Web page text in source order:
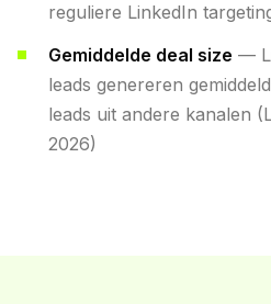
reguliere LinkedIn
Gemiddelde deal size —
leads genereren
leads uit andere kanalen
2026)